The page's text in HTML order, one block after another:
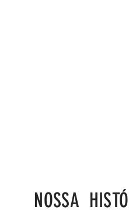
NOSSA